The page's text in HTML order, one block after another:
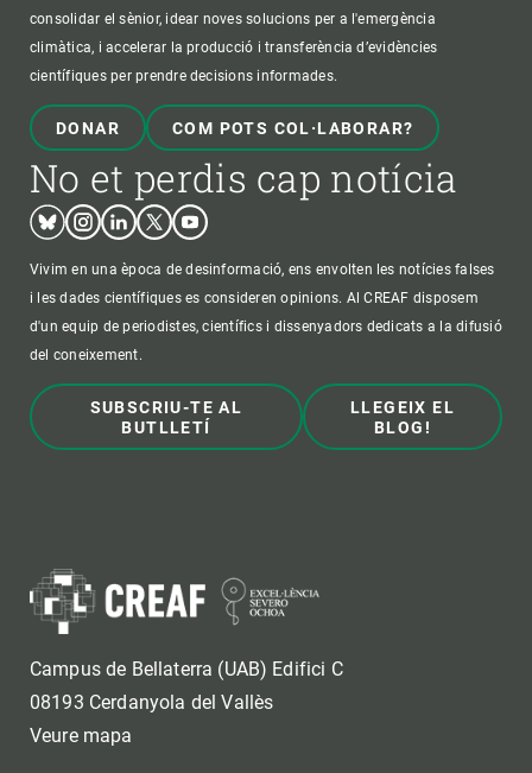
consolidar el sènior, idear noves solucions per a l'emergència
climàtica, i accelerar la producció i transferència d’evidències
científiques per prendre decisions informades.
DONAR COM POTS COL·LABORAR?
No et perdis cap notícia
BlueskyInstagram
LinkedinTwitterYoutube
Vivim en una època de desinformació, ens envolten les notícies falses
i les dades científiques es consideren opinions. Al CREAF disposem
d'un equip de periodistes, científics i dissenyadors dedicats a la difusió
del coneixement.
SUBSCRIU-TE AL
BUTLLETÍ
LLEGEIX EL
BLOG!
Campus de Bellaterra (UAB) Edifici C
08193 Cerdanyola del Vallès
Veure mapa